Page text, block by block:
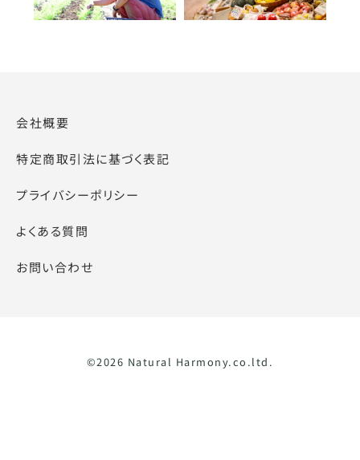
会社概要
特定商取引法に基づく表記
プライバシーポリシー
よくある質問
お問い合わせ
©2026 Natural Harmony.co.ltd.